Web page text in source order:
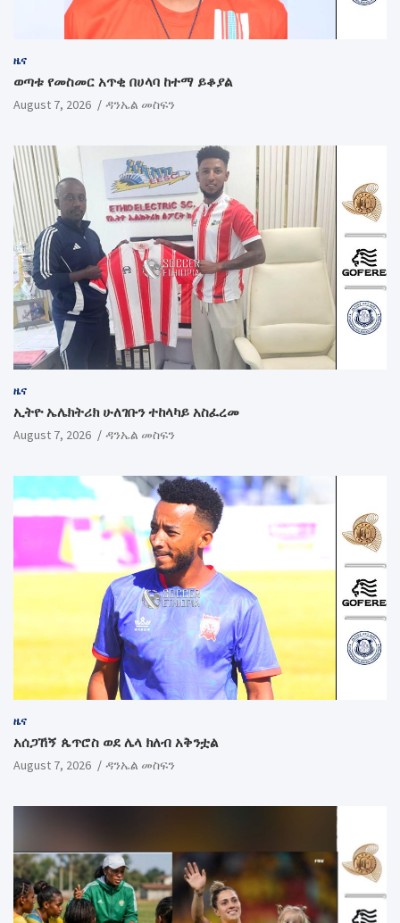
ዜና
ወጣቱ የመስመር አጥቂ በሀላባ ከተማ ይቆያል
August 7, 2026 ዳንኤል መስፍን
ዜና
ኢትዮ ኤሌክትሪክ ሁለገቡን ተከላካይ አስፈረመ
August 7, 2026 ዳንኤል መስፍን
ዜና
አሰጋኸኝ ጴጥሮስ ወደ ሌላ ክለብ አቅንቷል
August 7, 2026 ዳንኤል መስፍን